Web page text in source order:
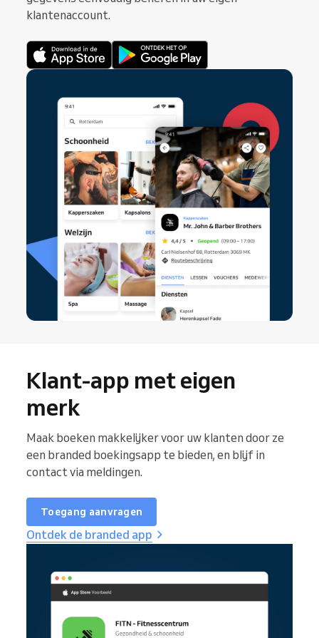
klantenaccount.
Klant-app met eigen
merk
Maak boeken makkelijker voor uw klanten door ze
een branded boekingsapp te bieden, en blijf in
contact via meldingen.
Toegang aanvragen
Ontdek de branded app